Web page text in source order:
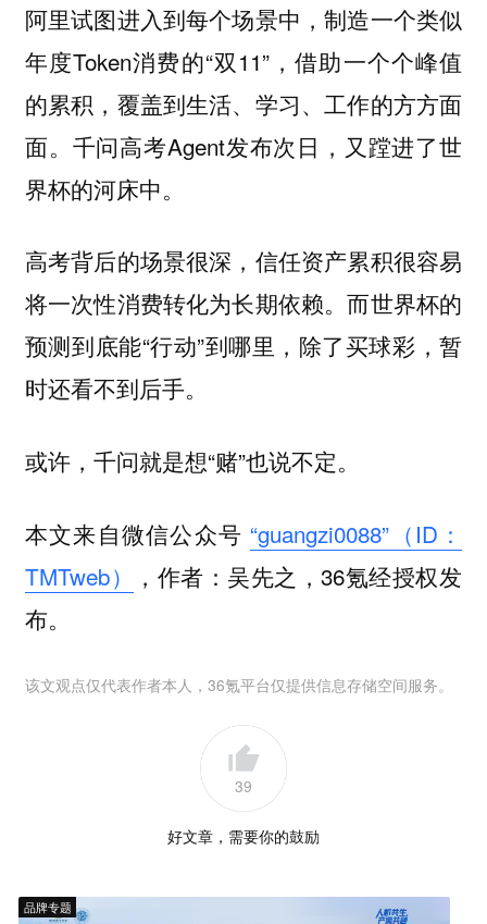
阿里试图进入到每个场景中，制造一个类似
年度Token消费的“双11”，借助一个个峰值
的累积，覆盖到生活、学习、工作的方方面
面。千问高考Agent发布次日，又蹚进了世
界杯的河床中。
高考背后的场景很深，信任资产累积很容易
将一次性消费转化为长期依赖。而世界杯的
预测到底能“行动”到哪里，除了买球彩，暂
时还看不到后手。
或许，千问就是想“赌”也说不定。
本文来自微信公众号 “guangzi0088”（ID：
TMTweb）
，作者：吴先之，36氪经授权发
布。
该文观点仅代表作者本人，36氪平台仅提供信息存储空间服务。
39
好文章，需要你的鼓励
品牌专题